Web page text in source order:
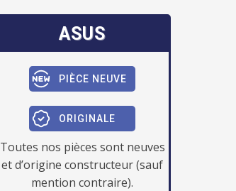
ASUS
PIÈCE NEUVE
ORIGINALE
Toutes nos pièces sont neuves
et d’origine constructeur (sauf
mention contraire).